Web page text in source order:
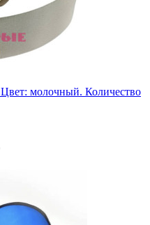
молочный. Количество